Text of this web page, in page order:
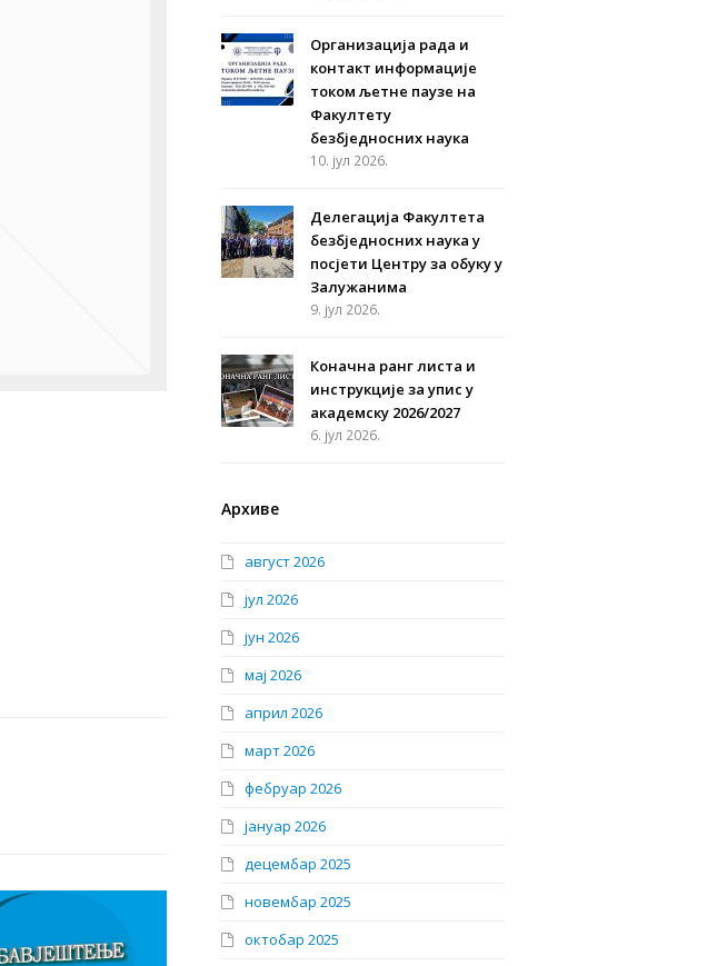
Организација рада и
контакт информације
током љетне паузе на
Факултету
безбједносних наука
10. јул 2026.
Делегација Факултета
безбједносних наука у
посјети Центру за обуку у
Залужанима
9. јул 2026.
Коначна ранг листа и
инструкције за упис у
академску 2026/2027
6. јул 2026.
Архиве
август 2026
јул 2026
јун 2026
мај 2026
април 2026
март 2026
фебруар 2026
јануар 2026
децембар 2025
новембар 2025
октобар 2025